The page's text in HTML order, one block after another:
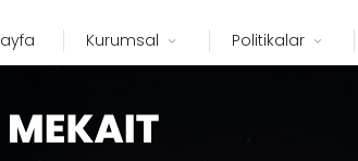
Kurumsal Politikalar